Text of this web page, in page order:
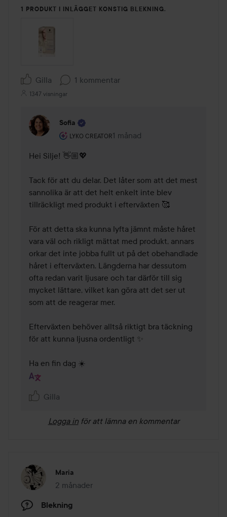
1 PRODUKT I INLÄGGET KONSTIG BLEKNING.
Gilla 1 kommentar
1347 visningar
Sofia
LYKO CREATOR
Användarens roll: Lyko Creator.
1 månad
Kommentaren lades 1 månad
Hei Silje! 👋🏼💖
Tack för att du delar. Det låter som att det mest
sannolika är att det helt enkelt inte blev
tillräckligt med produkt i efterväxten 🥰
För att detta ska kunna lyfta jämnt måste håret
vara väl och rikligt mättat med produkt, annars
orkar det inte jobba fullt ut på det obehandlade
håret i efterväxten. Längderna har dessutom
ofta redan varit ljusare och tar därför till sig
mycket lättare, vilket kan göra att det ser ut
som att de reagerar mer.
Efterväxten behöver alltså riktigt bra täckning
för att kunna ljusna ordentligt ✨
Ha en fin dag ☀️
Gilla
Logga in för att lämna en kommentar
Maria
2 månader
Inlägget skapades 2 månader
Blekning